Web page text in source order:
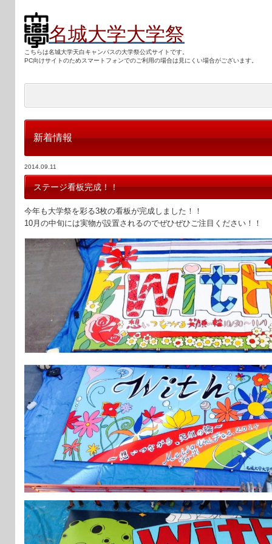
名城大学大学祭
こちらは名城大学天白キャンパスの大学祭公式サイトです。
PC向けサイトのためスマートフォンでのご利用の場合は見にくい場合がございます。
新着情報
2014.09.11
ステージ看板完成！！
今年も大学祭を彩る3枚の看板が完成しました！！
10月の中旬には実物が設置されるのでぜひぜひご注目ください！！